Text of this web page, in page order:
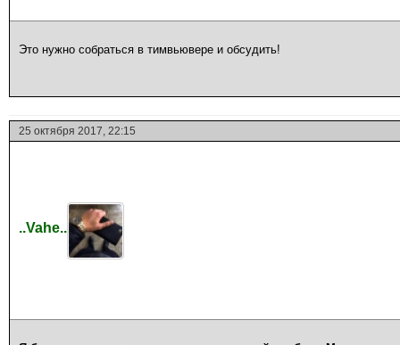
Это нужно собраться в тимвьювере и обсудить!
25 октября 2017, 22:15
..Vahe..